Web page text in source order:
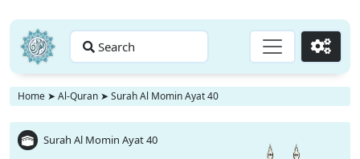
Search Go
Home ➤ Al-Quran ➤ Surah Al Momin Ayat 40
Surah Al Momin Ayat 40